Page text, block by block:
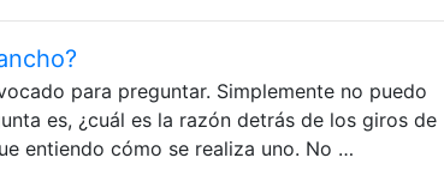
para preguntar. Simplemente no puedo
es, ¿cuál es la razón detrás de los giros de
entiendo cómo se realiza uno. No …